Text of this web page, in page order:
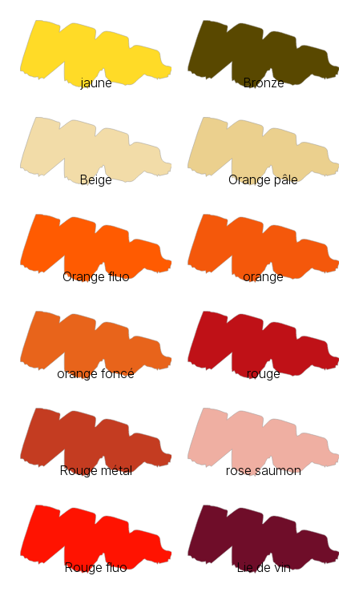
jaune Bronze
Beige Orange pâle
Orange fluo orange
orange foncé rouge
Rouge métal rose saumon
Rouge fluo Lie de vin